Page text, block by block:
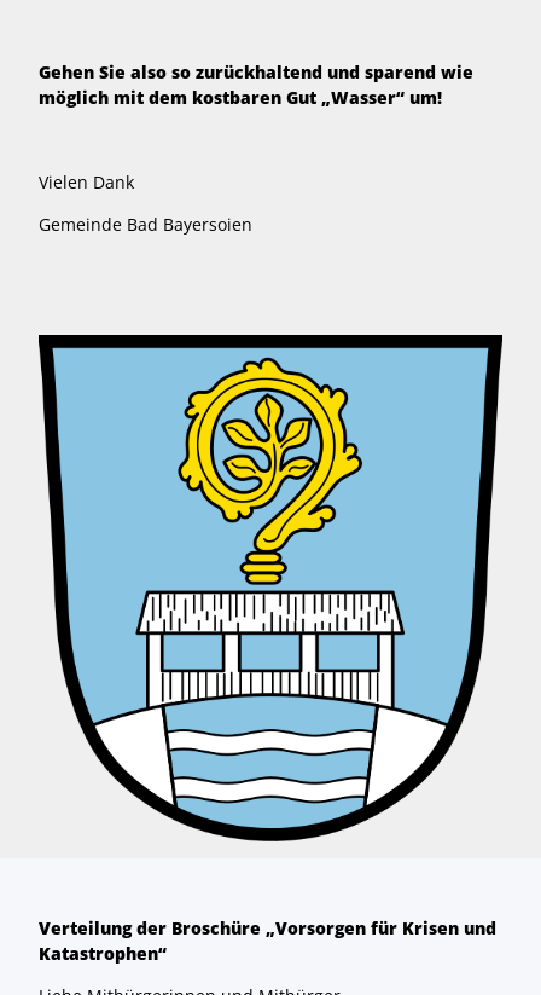
Gehen Sie also so zurückhaltend und sparend wie
möglich mit dem kostbaren Gut „Wasser“ um!
Vielen Dank
Gemeinde Bad Bayersoien
Verteilung der Broschüre „Vorsorgen für Krisen und
Katastrophen“